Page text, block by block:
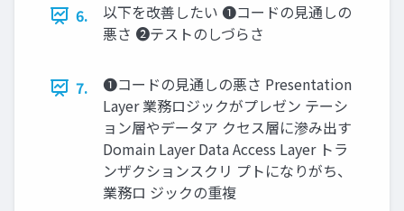
6.
以下を改善したい ❶コードの見通しの
悪さ ❷テストのしづらさ
7.
❶コードの見通しの悪さ Presentation
Layer 業務ロジックがプレゼン テーシ
ョン層やデータア クセス層に滲み出す
Domain Layer Data Access Layer トラ
ンザクションスクリ プトになりがち、
業務ロ ジックの重複